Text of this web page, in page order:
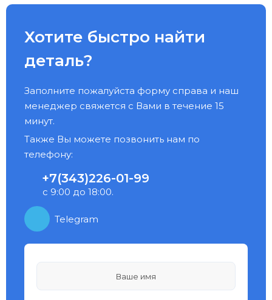
Хотите быстро найти
деталь?
Заполните пожалуйста форму справа и наш
менеджер свяжется с Вами в течение 15
минут.
Также Вы можете позвонить нам по
телефону:
+7(343)226-01-99
с 9:00 до 18:00.
Telegram